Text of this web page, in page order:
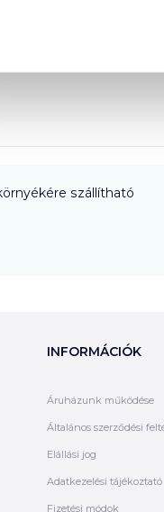
nem utóérő, a
szállítható
INFORMÁCIÓK
Áruházunk működése
Általános szerződési
Elállási jog
Adatkezelési tájékoztató
Fizetési módok